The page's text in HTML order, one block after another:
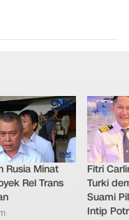
Rusia Minat
Rel Trans
Fitri
Turki
Suami
Intip